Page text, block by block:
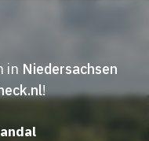
in Niedersachsen
!